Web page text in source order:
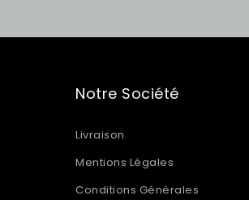
Notre Société
Livraison
Mentions Légales
Conditions Générales